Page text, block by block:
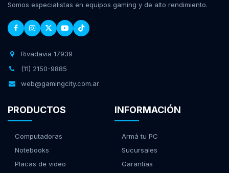
Somos especialistas en equipos gaming y de alto rendimiento.
Rivadavia 17939
(11) 2150-9885
web@gamingcity.com.ar
PRODUCTOS
Computadoras
Notebooks
Placas de video
INFORMACIÓN
Armá tu PC
Sucursales
Garantías